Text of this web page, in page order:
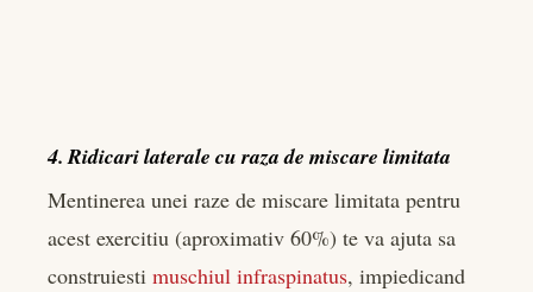
4. Ridicari laterale cu raza de miscare limitata
Mentinerea unei raze de miscare limitata pentru
acest exercitiu (aproximativ 60%) te va ajuta sa
construiesti muschiul infraspinatus, impiedicand